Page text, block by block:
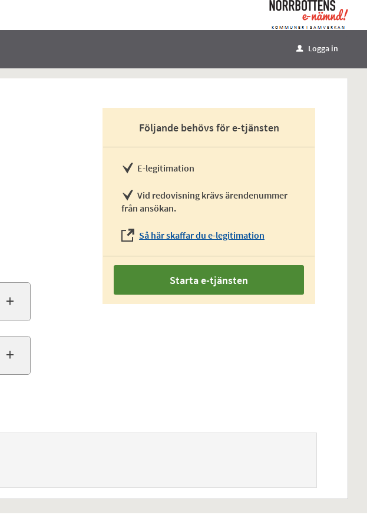
u Logga in
Följande behövs för e-tjänsten
E-legitimation
Vid redovisning krävs ärendenummer
från ansökan.
Så här skaffar du e-legitimation
Starta e-tjänsten